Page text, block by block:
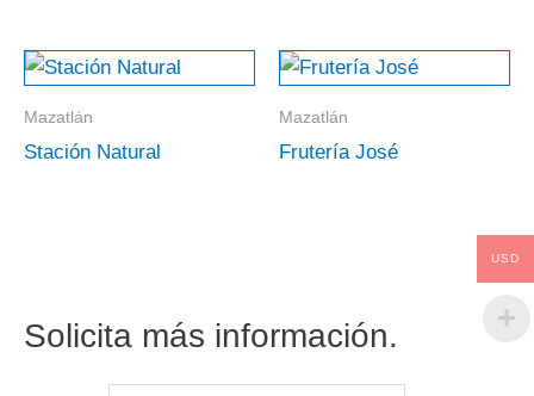
Mazatlán
Stación Natural
Mazatlán
Frutería José
Solicita más información.
USD